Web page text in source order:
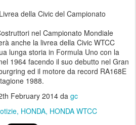
della Civic del Campionato
nel Campionato Mondiale
anche la livrea della Civic WTCC
lunga storia in Formula Uno con la
1964 facendo il suo debutto nel Gran
ed il motore da record RA168E
1988.
February 2014da gc
HONDA HONDA WTCC